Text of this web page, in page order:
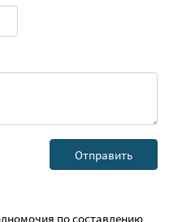
по составлению